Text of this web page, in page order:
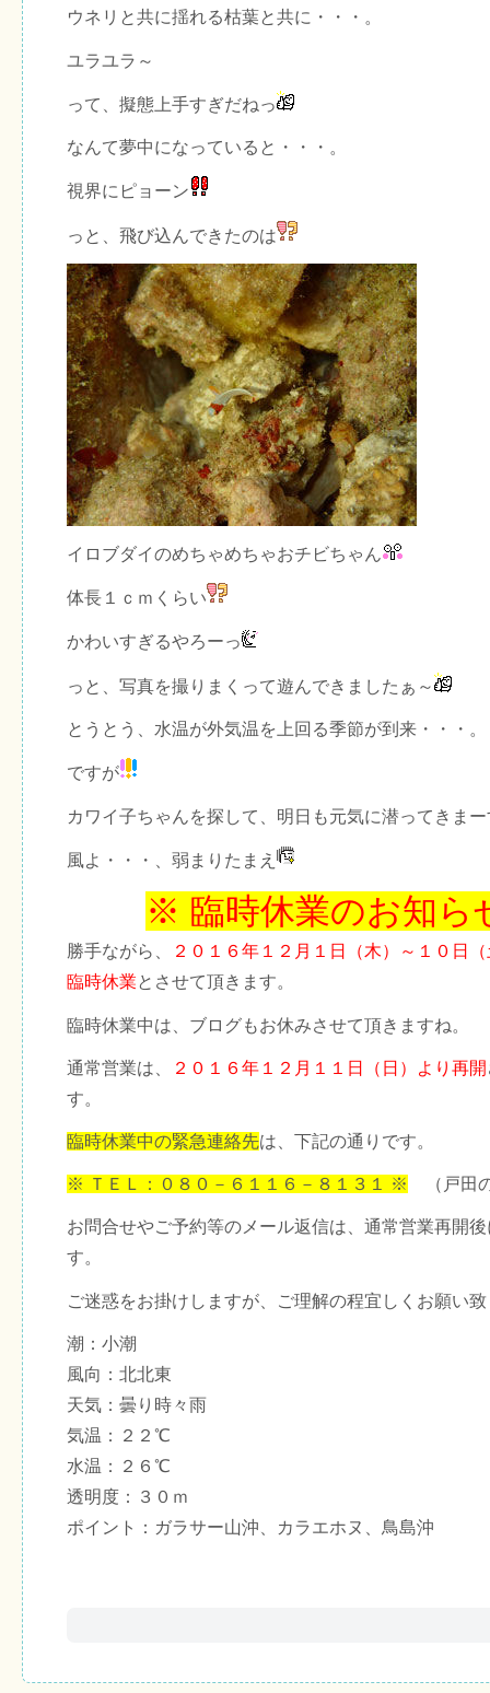
ウネリと共に揺れる枯葉と共に・・・。
ユラユラ～
って、擬態上手すぎだねっ
なんて夢中になっていると・・・。
視界にピョーン
っと、飛び込んできたのは
イロブダイのめちゃめちゃおチビちゃん
体長１ｃｍくらい
かわいすぎるやろーっ
っと、写真を撮りまくって遊んできましたぁ～
とうとう、水温が外気温を上回る季節が到来・・・。
ですが
カワイ子ちゃんを探して、明日も元気に潜ってきまー
風よ・・・、弱まりたまえ
※ 臨時休業のお知
勝手ながら、
２０１６年１２月１日（木）～１０日
臨時休業とさせて頂きます。
臨時休業中は、ブログもお休みさせて頂きますね。
通常営業は、 ２０１６年１２月１１日（日）より再開
す。
臨時休業中の緊急連絡先は、下記の通りです。
※ ＴＥＬ：０８０－６１１６－８１３１ ※ （戸田
お問合せやご予約等のメール返信は、通常営業再開
す。
ご迷惑をお掛けしますが、ご理解の程宜しくお願い
潮：小潮
風向：北北東
天気：曇り時々雨
気温：２２℃
水温：２６℃
透明度：３０ｍ
ポイント：ガラサー山沖、カラエホヌ、鳥島沖